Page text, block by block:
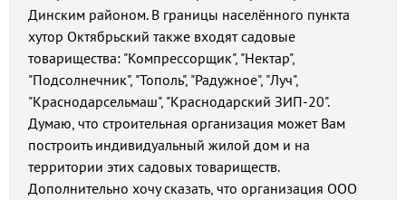
Динским районом. В границы населённого пункта
хутор Октябрьский также входят садовые
товарищества: "Компрессорщик", "Нектар",
"Подсолнечник", "Тополь", "Радужное", "Луч",
"Краснодарсельмаш", "Краснодарский ЗИП-20".
Думаю, что строительная организация может Вам
построить индивидуальный жилой дом и на
территории этих садовых товариществ.
Дополнительно хочу сказать, что организация ООО